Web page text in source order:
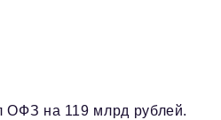
ОФЗ на 119 млрд рублей.